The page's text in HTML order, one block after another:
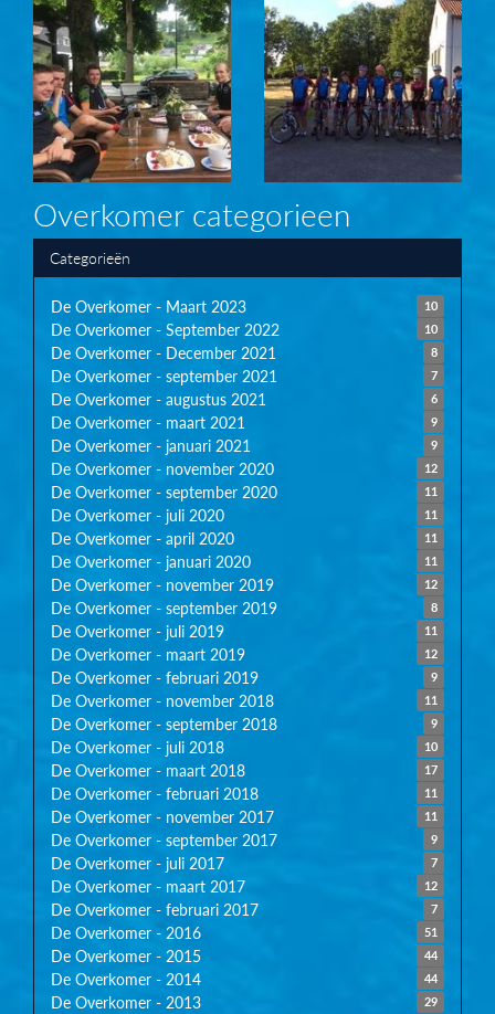
Overkomer categorieen
Categorieën
10
De Overkomer - Maart 2023
10
De Overkomer - September 2022
8
De Overkomer - December 2021
7
De Overkomer - september 2021
6
De Overkomer - augustus 2021
9
De Overkomer - maart 2021
9
De Overkomer - januari 2021
12
De Overkomer - november 2020
11
De Overkomer - september 2020
11
De Overkomer - juli 2020
11
De Overkomer - april 2020
11
De Overkomer - januari 2020
12
De Overkomer - november 2019
8
De Overkomer - september 2019
11
De Overkomer - juli 2019
12
De Overkomer - maart 2019
9
De Overkomer - februari 2019
11
De Overkomer - november 2018
9
De Overkomer - september 2018
10
De Overkomer - juli 2018
17
De Overkomer - maart 2018
11
De Overkomer - februari 2018
11
De Overkomer - november 2017
9
De Overkomer - september 2017
7
De Overkomer - juli 2017
12
De Overkomer - maart 2017
7
De Overkomer - februari 2017
51
De Overkomer - 2016
44
De Overkomer - 2015
44
De Overkomer - 2014
29
De Overkomer - 2013